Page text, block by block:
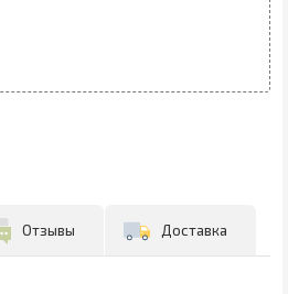
Отзывы Доставка